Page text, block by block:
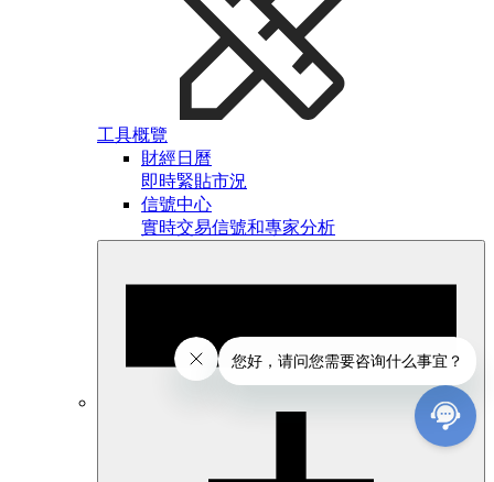
工具概覽
財經日曆
即時緊貼市況
信號中心
實時交易信號和專家分析